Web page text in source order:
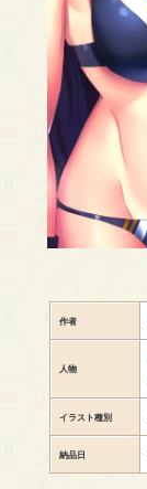
作者
人物
イラスト種別
納品日